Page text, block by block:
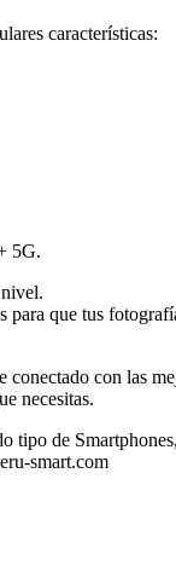
características:
5G.
para que tus
con las
necesitas.
tipo de
smart.com